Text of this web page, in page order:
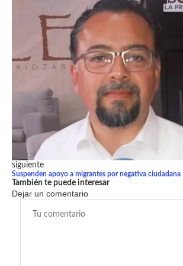
siguiente
Suspenden apoyo a migrantes por negativa ciudadana
También te puede interesar
Dejar un comentario